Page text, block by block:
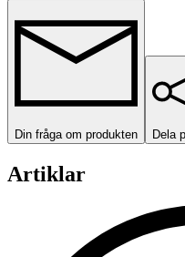
Din fråga om produkten Dela
Artiklar